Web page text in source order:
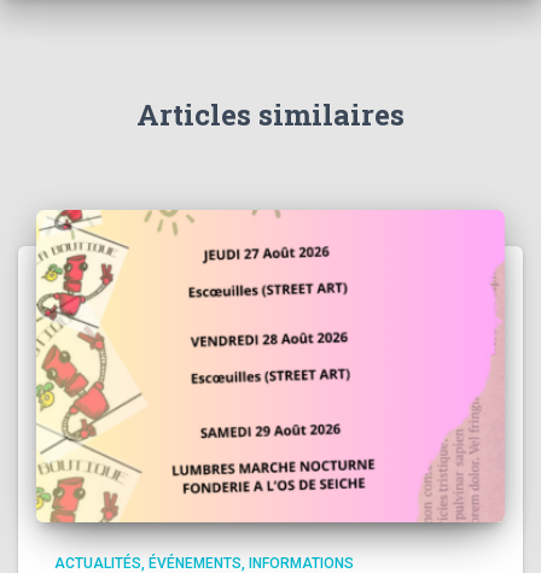
Articles similaires
ACTUALITÉS ÉVÉNEMENTS INFORMATIONS